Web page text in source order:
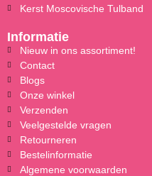
Kerst Moscovische Tulband
Informatie
Nieuw in ons assortiment!
Contact
Blogs
Onze winkel
Verzenden
Veelgestelde vragen
Retourneren
Bestelinformatie
Algemene voorwaarden